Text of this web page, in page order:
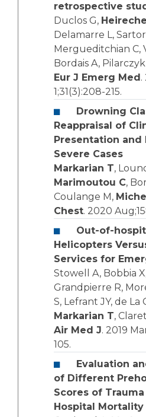
retrospective
Duclos G,
Delamarre L,
Mergueditchian C,
Bordais A,
Eur J Emerg Med .
1;31(3):208-215.
Drowning
Reappraisal of
Presentation and
Severe Cases
Markarian T,
Marimoutou C,
Coulange M,
Chest. 2020
Out-of-
Helicopters
Services for
Stowell A, Bobbia
Grandpierre R,
S, Lefrant JY, de La
Markarian T,
Air Med J. 2019
105.
Evaluation
of Different
Scores of
Hospital Mortality